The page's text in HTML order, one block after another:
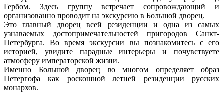
Гербом. Здесь группу встречает сопровождающий и
организованно проводит на экскурсию в Большой дворец.
Это главный дворец всей резиденции и одна из самых
узнаваемых достопримечательностей пригородов Санкт-
Петербурга. Во время экскурсии вы познакомитесь с его
историей, увидите парадные интерьеры и почувствуете
атмосферу императорской жизни.
Именно Большой дворец во многом определяет образ
Петергофа как роскошной летней резиденции русских
монархов.